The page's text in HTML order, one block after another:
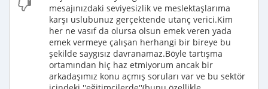
mesajınızdaki seviyesizlik ve meslektaşlarıma
karşı uslubunuz gerçektende utanç verici.Kim
her ne vasıf da olursa olsun emek veren yada
emek vermeye çalışan herhangi bir bireye bu
şekilde saygısız davranamaz.Böyle tartışma
ortamından hiç haz etmiyorum ancak bir
arkadaşımız konu açmış soruları var ve bu sektör